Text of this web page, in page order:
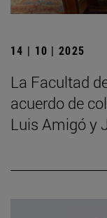
14 | 10 | 2025
La Facultad
acuerdo de
Luis Amigó y